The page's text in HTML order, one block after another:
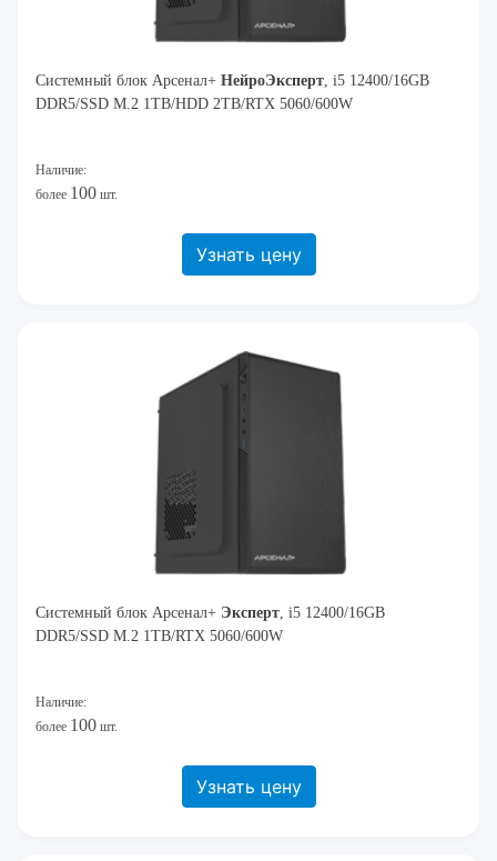
Системный блок Арсенал+ НейроЭксперт , i5 12400/16GB
DDR5/SSD M.2 1TB/HDD 2TB/RTX 5060/600W
Наличие:
более 100 шт.
Узнать цену
Системный блок Арсенал+ Эксперт , i5 12400/16GB
DDR5/SSD M.2 1TB/RTX 5060/600W
Наличие:
более 100 шт.
Узнать цену